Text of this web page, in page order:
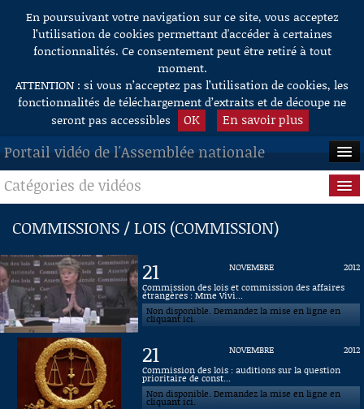
Aller au contenu
En poursuivant votre navigation sur ce site, vous acceptez
l’utilisation de cookies permettant d'accéder à certaines
fonctionnalités. Ce consentement peut être retiré à tout
moment.
ATTENTION : si vous n’acceptez pas l’utilisation de cookies, les
fonctionnalités de téléchargement d’extraits et de découpe ne
seront pas accessibles
OK En savoir plus
Portail vidéo de l'Assemblée nationale
ACCUEIL
EN DIRECT
À LA DEMANDE
RECHERCHE
AIDE À LA DÉCOUPE
DE VIDÉOS
Catégories de vidéos
Séance publique
Questions au Gouvernement
Commissions
Présidence
Évènements
Connaissance, Histoire
COMMISSIONS / LOIS (COMMISSION)
21 NOVEMBRE
2012
Commission des lois et commission des affaires
étrangères : Mme Vivi...
Non disponible. Demandez la mise en ligne en
cliquant ici.
21 NOVEMBRE
2012
Commission des lois : auditions sur la question
prioritaire de const...
Non disponible. Demandez la mise en ligne en
cliquant ici.